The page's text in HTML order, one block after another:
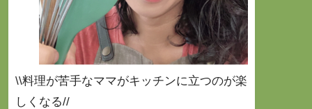
\\料理が苦手なママがキッチンに立つのが楽
しくなる//